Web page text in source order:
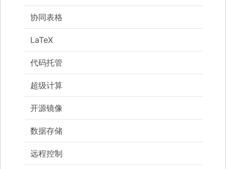
协同表格
LaTeX
代码托管
超级计算
开源镜像
数据存储
远程控制